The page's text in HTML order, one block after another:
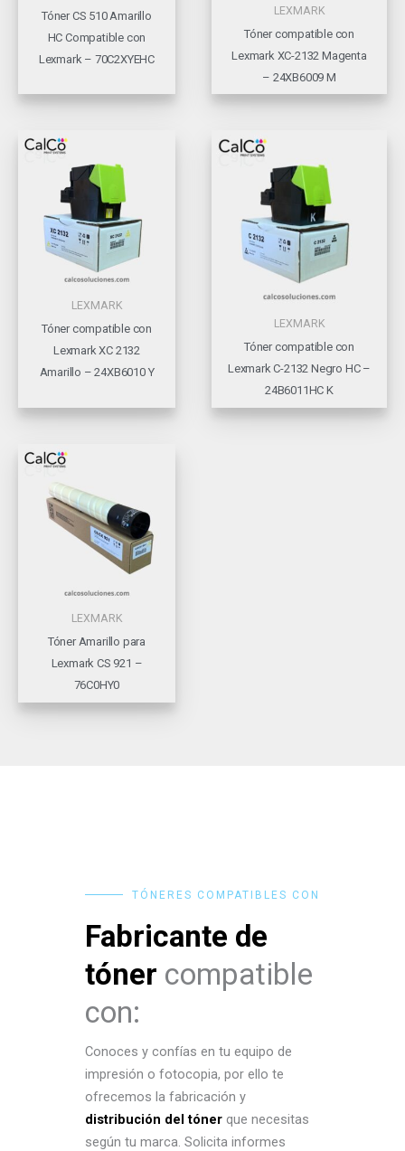
Tóner CS 510 Amarillo
HC Compatible con
Lexmark – 70C2XYEHC
LEXMARK
Tóner compatible con
Lexmark XC-2132 Magenta
– 24XB6009 M
LEXMARK
Tóner compatible con
Lexmark XC 2132
Amarillo – 24XB6010 Y
LEXMARK
Tóner compatible con
Lexmark C-2132 Negro HC –
24B6011HC K
LEXMARK
Tóner Amarillo para
Lexmark CS 921 –
76C0HY0
TÓNERES COMPATIBLES CON
Fabricante de
tóner compatible
con:
Conoces y confías en tu equipo de
impresión o fotocopia, por ello te
ofrecemos la fabricación y
distribución del tóner que necesitas
según tu marca. Solicita informes